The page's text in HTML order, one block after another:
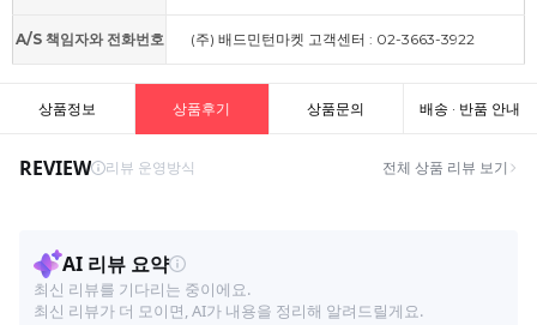
A/S 책임자와 전화번호 (주) 배드민턴마켓 고객센터 : 02-3663-3922
상품정보 상품후기 상품문의 배송 · 반품 안내